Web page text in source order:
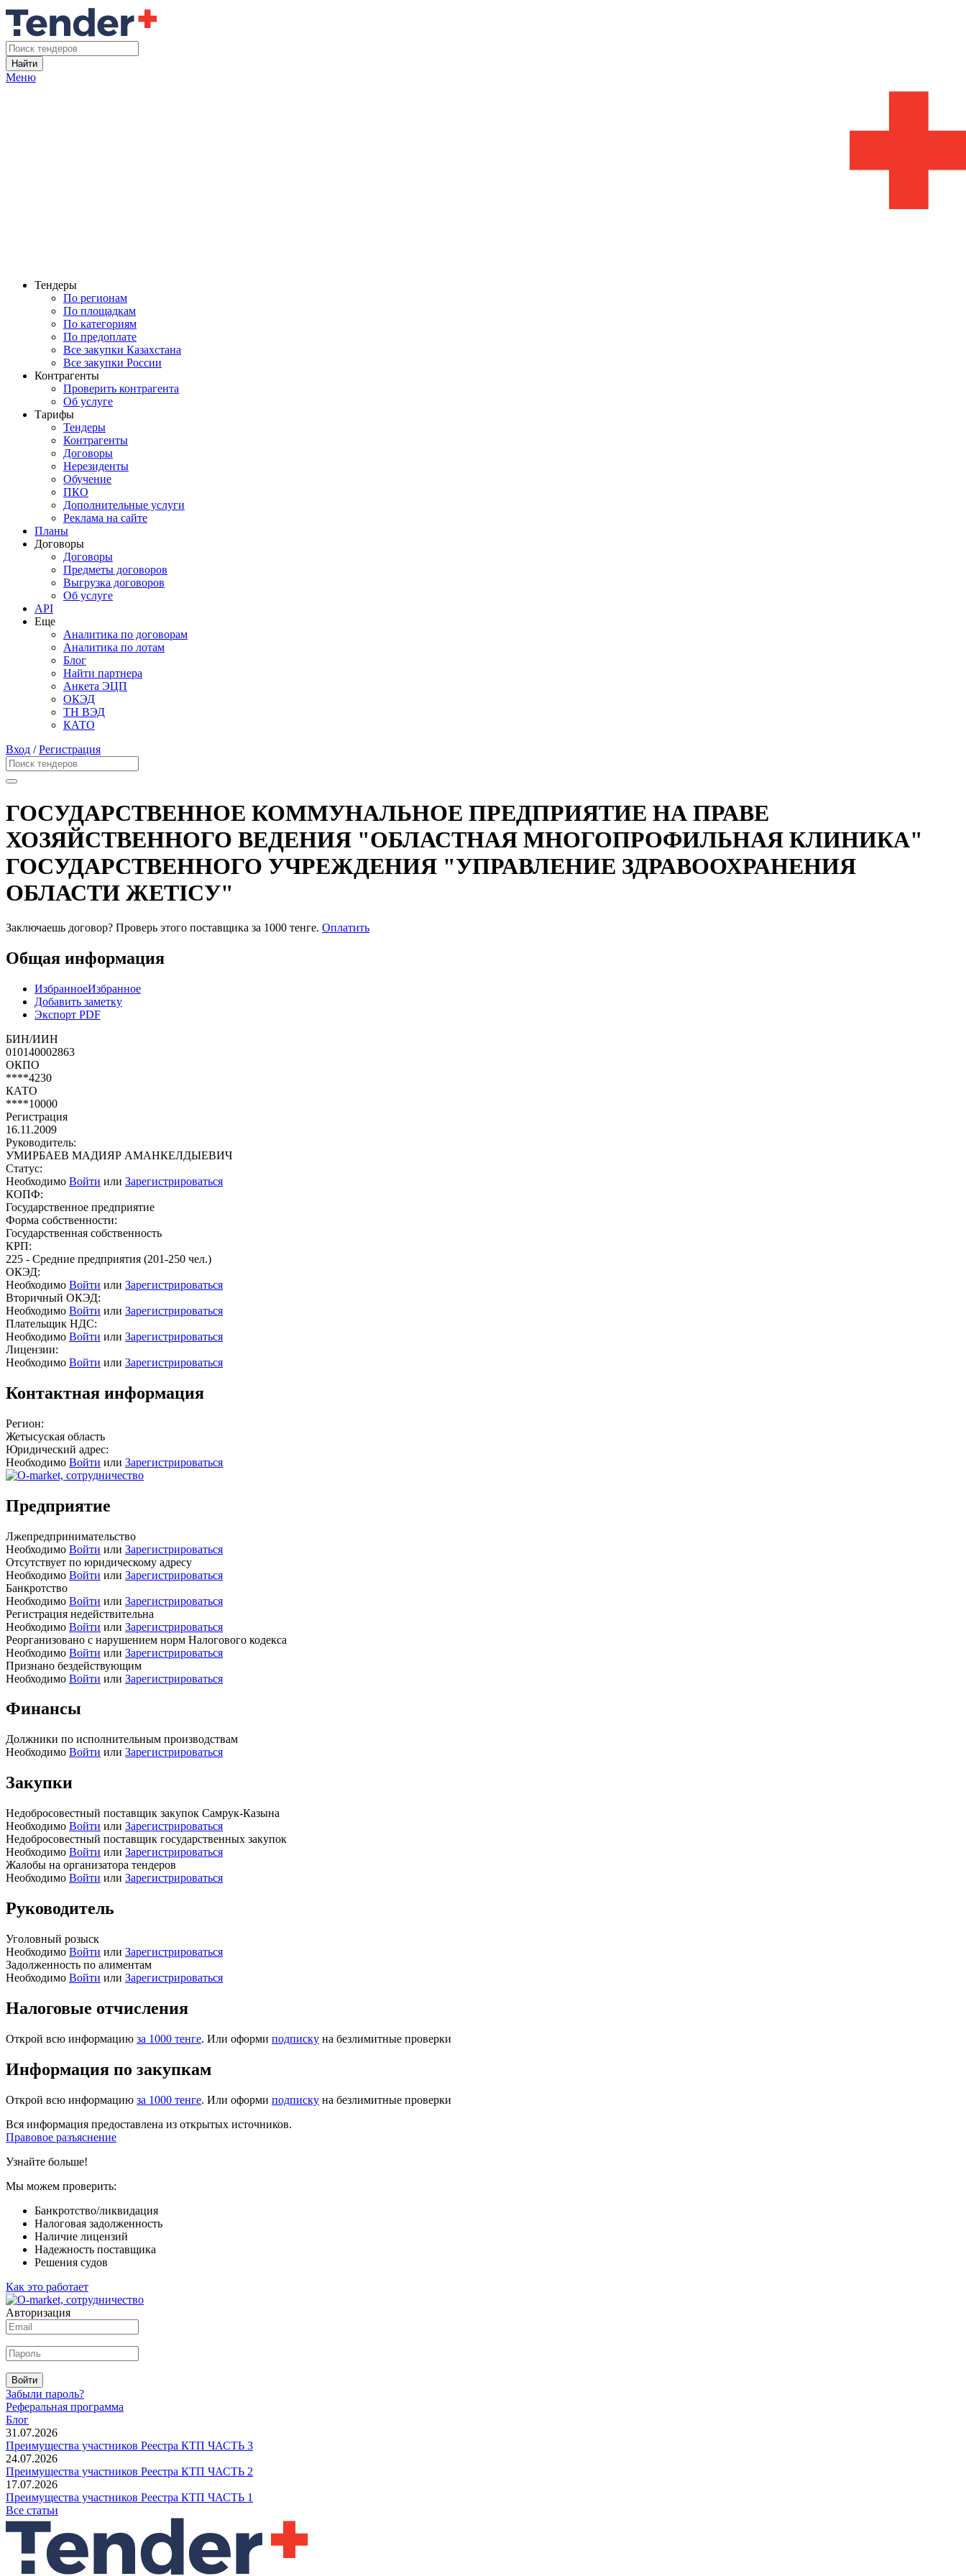
Найти
Меню
Тендеры
По регионам
По площадкам
По категориям
По предоплате
Все закупки Казахстана
Все закупки России
Контрагенты
Проверить контрагента
Об услуге
Тарифы
Тендеры
Контрагенты
Договоры
Нерезиденты
Обучение
ПКО
Дополнительные услуги
Реклама на сайте
Планы
Договоры
Договоры
Предметы договоров
Выгрузка договоров
Об услуге
API
Еще
Аналитика по договорам
Аналитика по лотам
Блог
Найти партнера
Анкета ЭЦП
ОКЭД
ТН ВЭД
КАТО
Вход /Регистрация
ГОСУДАРСТВЕННОЕ КОММУНАЛЬНОЕ ПРЕДПРИЯТИЕ НА ПРАВЕ
ХОЗЯЙСТВЕННОГО ВЕДЕНИЯ "ОБЛАСТНАЯ МНОГОПРОФИЛЬНАЯ КЛИНИКА"
ГОСУДАРСТВЕННОГО УЧРЕЖДЕНИЯ "УПРАВЛЕНИЕ ЗДРАВООХРАНЕНИЯ
ОБЛАСТИ ЖЕТІСУ"
Заключаешь договор? Проверь этого поставщика за 1000 тенге. Оплатить
Общая информация
ИзбранноеИзбранное
Добавить заметку
Экспорт PDF
БИН/ИИН
010140002863
ОКПО
****4230
КАТО
****10000
Регистрация
16.11.2009
Руководитель:
УМИРБАЕВ МАДИЯР АМАНКЕЛДЫЕВИЧ
Статус:
Необходимо Войти или Зарегистрироваться
КОПФ:
Государственное предприятие
Форма собственности:
Государственная собственность
КРП:
225 - Средние предприятия (201-250 чел.)
ОКЭД:
Необходимо Войти или Зарегистрироваться
Вторичный ОКЭД:
Необходимо Войти или Зарегистрироваться
Плательщик НДС:
Необходимо Войти или Зарегистрироваться
Лицензии:
Необходимо Войти или Зарегистрироваться
Контактная информация
Регион:
Жетысуская область
Юридический адрес:
Необходимо Войти или Зарегистрироваться
Предприятие
Лжепредпринимательство
Необходимо Войти или Зарегистрироваться
Отсутствует по юридическому адресу
Необходимо Войти или Зарегистрироваться
Банкротство
Необходимо Войти или Зарегистрироваться
Регистрация недействительна
Необходимо Войти или Зарегистрироваться
Реорганизовано с нарушением норм Налогового кодекса
Необходимо Войти или Зарегистрироваться
Признано бездействующим
Необходимо Войти или Зарегистрироваться
Финансы
Должники по исполнительным производствам
Необходимо Войти или Зарегистрироваться
Закупки
Недобросовестный поставщик закупок Самрук-Казына
Необходимо Войти или Зарегистрироваться
Недобросовестный поставщик государственных закупок
Необходимо Войти или Зарегистрироваться
Жалобы на организатора тендеров
Необходимо Войти или Зарегистрироваться
Руководитель
Уголовный розыск
Необходимо Войти или Зарегистрироваться
Задолженность по алиментам
Необходимо Войти или Зарегистрироваться
Налоговые отчисления
Открой всю информацию за 1000 тенге. Или оформи подписку на безлимитные проверки
Информация по закупкам
Открой всю информацию за 1000 тенге. Или оформи подписку на безлимитные проверки
Вся информация предоставлена из открытых источников.
Правовое разъяснение
Узнайте больше!
Мы можем проверить:
Банкротство/ликвидация
Налоговая задолженность
Наличие лицензий
Надежность поставщика
Решения судов
Как это работает
Авторизация
Войти
Забыли пароль?
Реферальная программа
Блог
31.07.2026
Преимущества участников Реестра КТП ЧАСТЬ 3
24.07.2026
Преимущества участников Реестра КТП ЧАСТЬ 2
17.07.2026
Преимущества участников Реестра КТП ЧАСТЬ 1
Все статьи